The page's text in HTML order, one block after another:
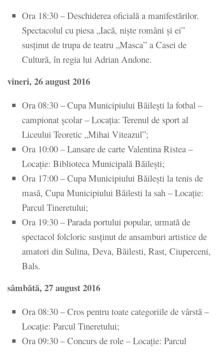
Ora 18:30 – Deschiderea oficială a manifestărilor.
Spectacolul cu piesa „Iacă, nişte români şi ei”
susţinut de trupa de teatru „Masca” a Casei de
Cultură, în regia lui Adrian Andone.
vineri, 26 august 2016
Ora 08:30 – Cupa Municipiului Băileşti la fotbal –
campionat şcolar – Locaţia: Terenul de sport al
Liceului Teoretic „Mihai Viteazul”;
Ora 10:00 – Lansare de carte Valentina Ristea –
Locaţie: Biblioteca Municipală Băileşti;
Ora 17:00 – Cupa Municipiului Băileşti la tenis de
masă, Cupa Municipiului Băilesti la sah – Locaţie:
Parcul Tineretului;
Ora 19:30 – Parada portului popular, urmată de
spectacol folcloric susţinut de ansamburi artistice de
amatori din Sulina, Deva, Băilesti, Rast, Ciuperceni,
Bals.
sâmbătă, 27 august 2016
Ora 08:30 – Cros pentru toate categoriile de vârstă –
Locaţie: Parcul Tineretului;
Ora 09:30 – Concurs de role – Locaţie: Parcul